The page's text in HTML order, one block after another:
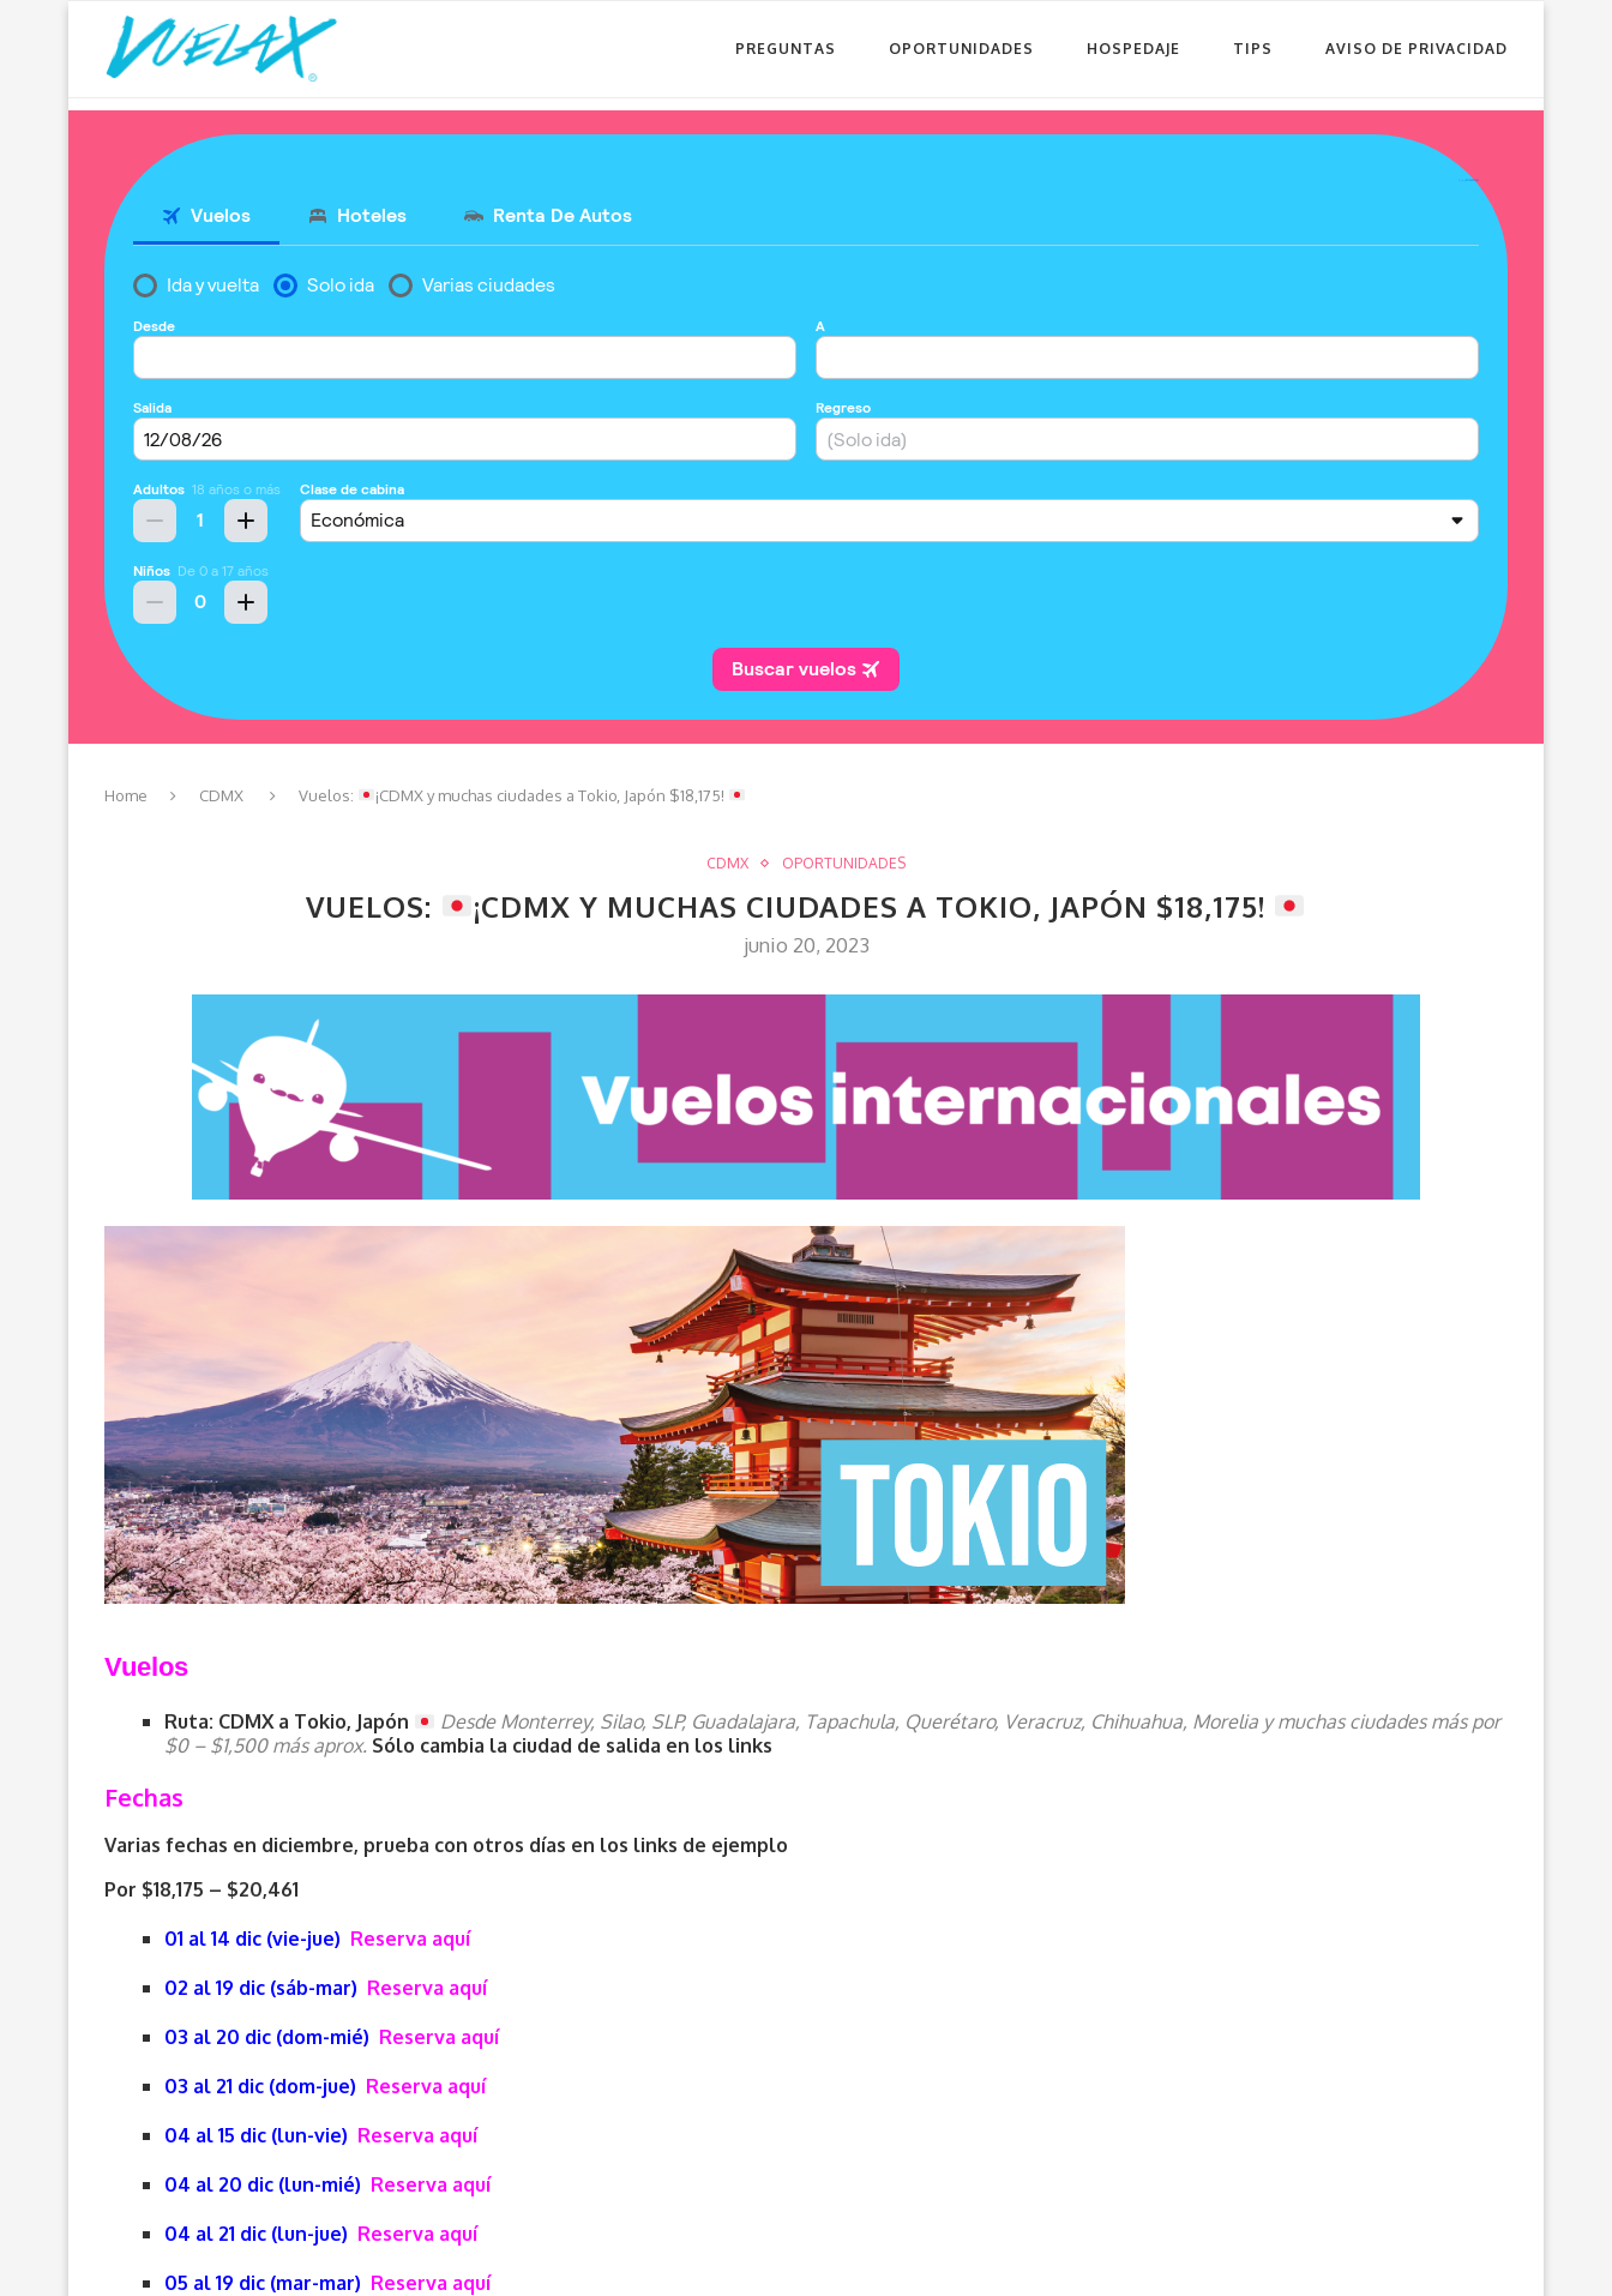
PREGUNTAS OPORTUNIDADES HOSPEDAJE TIPS AVISO DE PRIVACIDAD
Home CDMX Vuelos: ¡CDMX y muchas ciudades a Tokio, Japón $18,175!
CDMX OPORTUNIDADES
VUELOS: ¡CDMX Y MUCHAS CIUDADES A TOKIO, JAPÓN $18,175!
junio 20, 2023
Vuelos
Ruta: CDMX a Tokio, Japón
Desde Monterrey, Silao, SLP, Guadalajara, Tapachula, Querétaro, Veracruz, Chihuahua, Morelia y muchas ciudades más por
$0 – $1,500 más aprox. Sólo cambia la ciudad de salida en los links
Fechas
Varias fechas en diciembre, prueba con otros días en los links de ejemplo
Por $18,175 – $20,461
01 al 14 dic (vie-jue) Reserva aquí
02 al 19 dic (sáb-mar) Reserva aquí
03 al 20 dic (dom-mié) Reserva aquí
03 al 21 dic (dom-jue) Reserva aquí
04 al 15 dic (lun-vie) Reserva aquí
04 al 20 dic (lun-mié) Reserva aquí
04 al 21 dic (lun-jue) Reserva aquí
05 al 19 dic (mar-mar) Reserva aquí